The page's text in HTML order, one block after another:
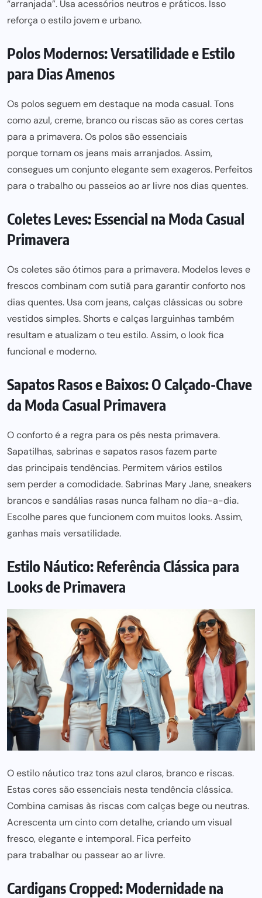
“arranjada”. Usa acessórios neutros e práticos. Isso
reforça o estilo jovem e urbano.
Polos Modernos: Versatilidade e Estilo
para Dias Amenos
Os polos seguem em destaque na moda casual. Tons
como azul, creme, branco ou riscas são as cores certas
para a primavera. Os polos são essenciais
porque tornam os jeans maisarranjados. Assim,
consegues um conjunto elegante sem exageros. Perfeitos
para o trabalho ou passeios ao ar livre nosdias quentes.
Coletes Leves: Essencial na Moda Casual
Primavera
Os coletes são ótimos para a primavera. Modelos leves e
frescos combinam com sutiã para garantir conforto nos
dias quentes. Usa com jeans, calças clássicas ou sobre
vestidos simples. Shorts e calças larguinhas também
resultam eatualizam o teu estilo. Assim, o look fica
funcional e moderno.
Sapatos Rasos e Baixos: O Calçado-Chave
da Moda Casual Primavera
Oconforto é a regra para os pés nesta primavera.
Sapatilhas, sabrinas e sapatos rasos fazem parte
das principais tendências. Permitem vários estilos
sem perdera comodidade. Sabrinas Mary Jane, sneakers
brancos e sandálias rasas nunca falham no dia-a-dia.
Escolhe pares que funcionem com muitos looks. Assim,
ganhas mais versatilidade.
Estilo Náutico: Referência Clássica para
Looks de Primavera
O estilo náutico traz tons azul claros, branco e riscas.
Estascores são essenciais nesta tendência clássica.
Combina camisas às riscas com calças bege ou neutras.
Acrescenta um cinto com detalhe, criando um visual
fresco, elegante e intemporal. Fica perfeito
para trabalhar ou passearao ar livre.
Cardigans Cropped: Modernidade na